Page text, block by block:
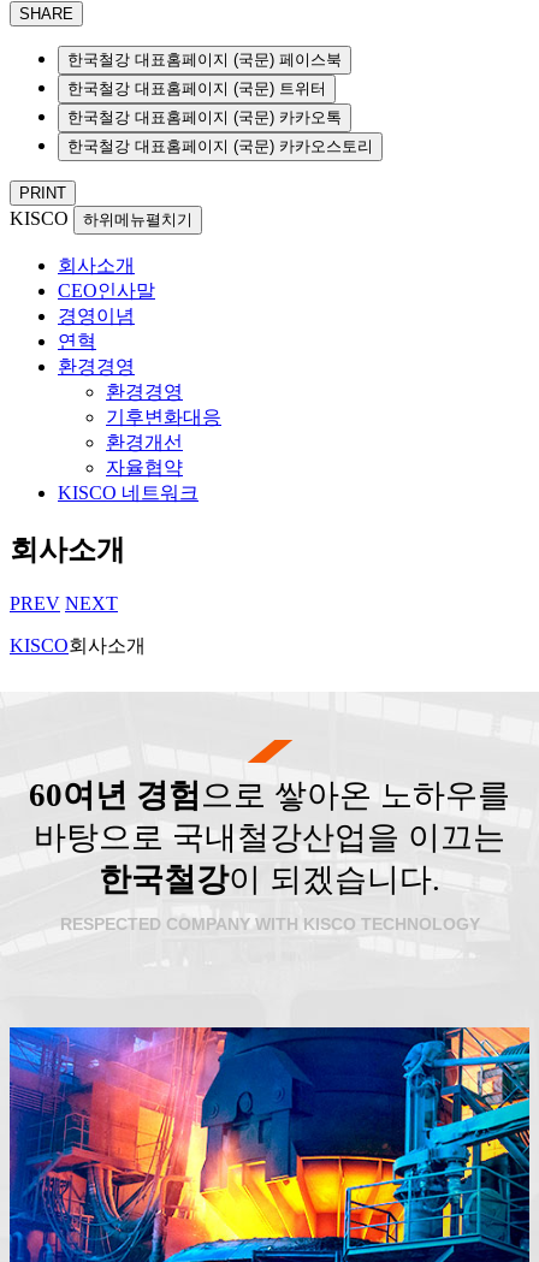
SHARE
한국철강 대표홈페이지 (국문) 페이스북
한국철강 대표홈페이지 (국문) 트위터
한국철강 대표홈페이지 (국문) 카카오톡
한국철강 대표홈페이지 (국문) 카카오스토리
PRINT
KISCO 하위메뉴펼치기
회사소개
CEO인사말
경영이념
연혁
환경경영
환경경영
기후변화대응
환경개선
자율협약
KISCO 네트워크
회사소개
PREV NEXT
KISCO회사소개
60여년 경험으로 쌓아온 노하우를
바탕으로 국내철강산업을 이끄는
한국철강이 되겠습니다.
RESPECTED COMPANY WITH KISCO TECHNOLOGY